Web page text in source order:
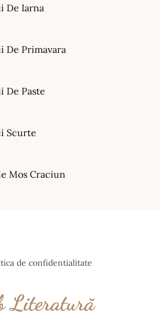
De Iarna
De Primavara
De Paste
Scurte
Mos Craciun
de confidentialitate